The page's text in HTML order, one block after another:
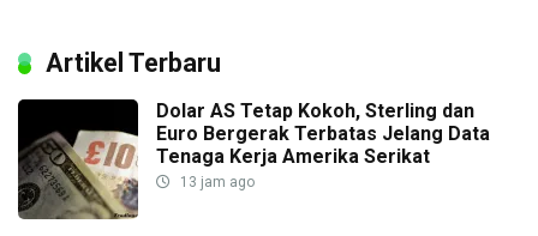
Artikel Terbaru
Dolar AS Tetap Kokoh, Sterling dan
Euro Bergerak Terbatas Jelang Data
Tenaga Kerja Amerika Serikat
13 jam ago